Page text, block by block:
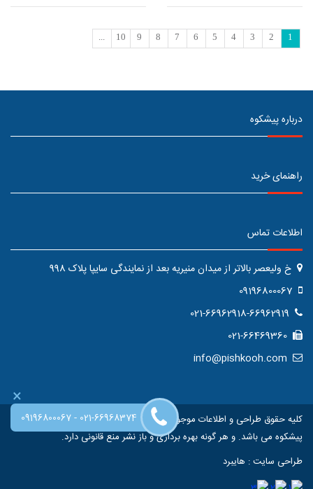
1
2
3
4
5
6
7
8
9
10
...
درباره پیشکوه
راهنمای خرید
اطلاعات تماس
خ ولیعصر بالاتر از میدان منیریه بعد از نمایندگی سایپا پلاک 998
کلیه حقوق طراحی و اطلاعات موجود در این سایت متعلق به فروشگاه اینترنتی
پیشکوه می باشد. و هر گونه بهره برداری و باز نشر منع قانونی دارد.
طراحی سایت: هایبرد
×
09196800067- 021-66968374